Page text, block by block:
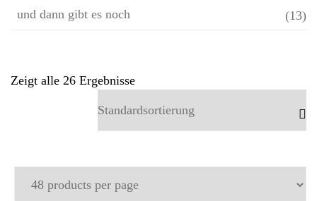
und dann gibt es noch (13)
Zeigt alle 26 Ergebnisse